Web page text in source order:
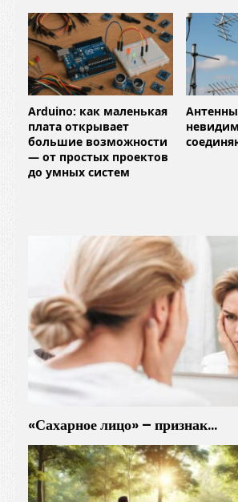
Arduino: как маленькая
плата открывает
большие возможности
— от простых проектов
до умных систем
«Сахарное лицо» – признак…